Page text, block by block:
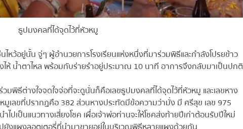
ธูปมงคลที่ได้จุดไว้ที่หัวหมู
หว้อยู่นั้น จู่ๆ ผู้อำนวยการโรงเรียนแห่งหนึ่งที่มาร่วมพิธีและกำลังโปรยข้าว
ห้ น้ำตาไหล พร้อมกับร่ายรำอยู่ประมาณ 10 นาที อาการจึงกลับมาเป็นปกติ
พิธีต่างใจจดใจจ่อที่จะดูนั่นก็คือเลขธูปมงคลที่ได้จุดไว้ที่หัวหมู และเลขหาง
เลขที่ปรากฏคือ 382 ส่วนหางประทัดมีข้อความว่ามั่ง มี ศรีสุข เลข 975
ไปเป็นแนวทางเสี่ยงโชค เผื่อเจ้าพ่อท่านจะให้โชคส่งท้ายปีเก่าต้อนรับปีใหม่